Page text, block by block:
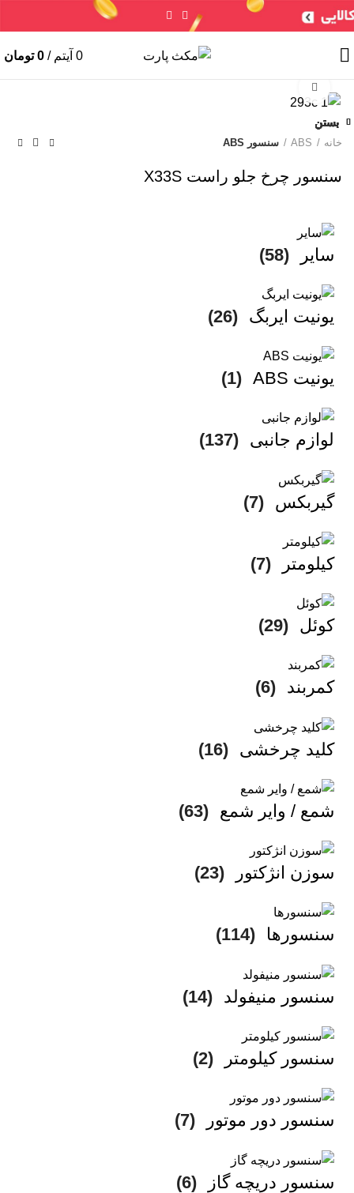
0 آیتم /
0 تومان
خانه ABS سنسور ABS
سنسور چرخ جلو راست X33S
سایر (58)
یونیت ایربگ (26)
یونیت ABS (1)
لوازم جانبی (137)
گیربکس (7)
کیلومتر (7)
کوئل (29)
کمربند (6)
کلید چرخشی (16)
شمع / وایر شمع (63)
سوزن انژکتور (23)
سنسورها (114)
سنسور منیفولد (14)
سنسور کیلومتر (2)
سنسور دور موتور (7)
سنسور دریچه گاز (6)
بستن
بستن
بستن
بستن
بستن
بستن
بستن
بستن
سنسورها جعبه فیوز ایربگ
خرید ایسیو (کامپیوتر)
ایسیو خودروهای چینی
ایسیو خودروهای ایرانی
سایر
شمع / وایر شمع